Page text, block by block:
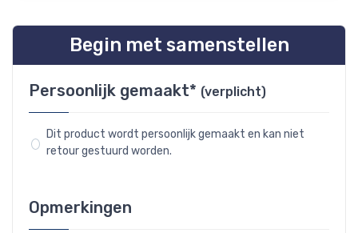
Begin met samenstellen
Persoonlijk gemaakt* (verplicht)
Dit product wordt persoonlijk gemaakt en kan niet
retour gestuurd worden.
Opmerkingen